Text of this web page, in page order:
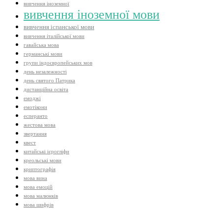
вивчення іноземної
вивчення іноземної мови
вивчення іспанської мови
вивчення італійської мови
гавайська мова
германські мови
групи індоєвропейських мов
день незалежності
день святого Патрика
дистанційна освіта
емоджі
емотікони
есперанто
жестова мова
звертання
квест
китайські ієрогліфи
креольські мови
криптографія
мова вина
мова емоцій
мова малюнків
мова шифрів